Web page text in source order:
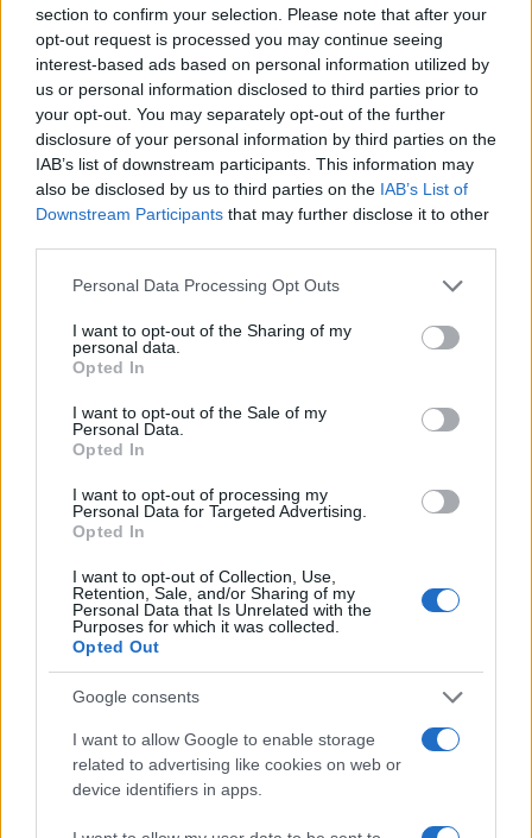
section to confirm your selection. Please note that after your
opt-out request is processed you may continue seeing
interest-based ads based on personal information utilized by
us or personal information disclosed to third parties prior to
your opt-out. You may separately opt-out of the further
disclosure of your personal information by third parties on the
IAB’s list of downstream participants. This information may
also be disclosed by us to third parties on the IAB’s List of
Downstream Participants that may further disclose it to other
Please note that this website/app uses one or more Google
not limited to your visit or usage behaviour. You may click to
grant or deny consent to Google and its third-party tags to
use your data for below specified purposes in below Google
consent section.
Personal Data Processing Opt Outs
I want to opt-out of the Sharing of my
personal data.
Opted In
I want to opt-out of the Sale of my
Personal Data.
Opted In
I want to opt-out of processing my
Personal Data for Targeted Advertising.
Opted In
I want to opt-out of Collection, Use,
Retention, Sale, and/or Sharing of my
Personal Data that Is Unrelated with the
Purposes for which it was collected.
Opted Out
Google consents
I want to allow Google to enable storage
related to advertising like cookies on web or
device identifiers in apps.
Continua a leggere
NEWS E ATTUALITÀ
ICA Milano presenta mostre, concerti e letture per
l’autunno 2026
NEWS E ATTUALITÀ